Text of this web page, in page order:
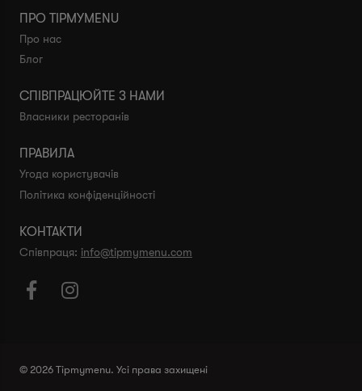
 
ПРО TIPMYMENU
Про нас
Блог
СПІВПРАЦЮЙТЕ З НАМИ
Власники ресторанів
ПРАВИЛА
Угода користувачів
Політика конфіденційності
КОНТАКТИ
Співпраця: info@tipmymenu.com
© 2026 Tipmymenu. Усі права захищені